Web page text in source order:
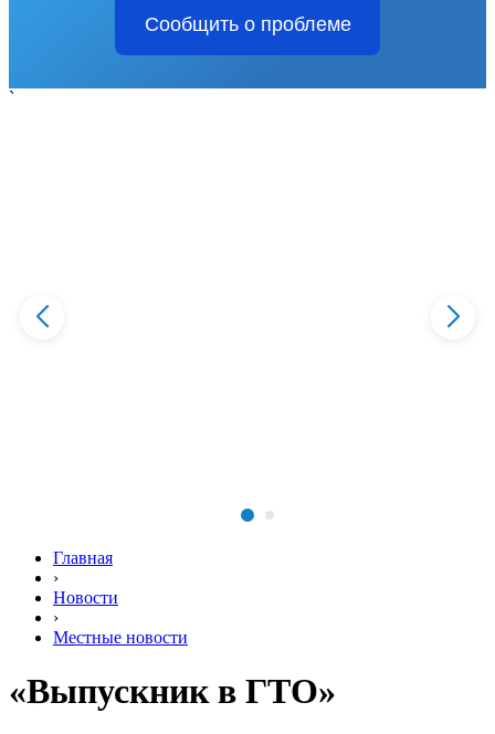
Сообщить о проблеме
`
Главная
›
Новости
›
Местные новости
«Выпускник в ГТО»